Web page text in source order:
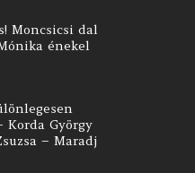
Moncsicsi dal
énekel
Korda György
– Maradj